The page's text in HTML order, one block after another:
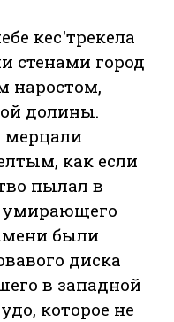
кес'трекела
стенами город
наростом,
долины.
как если
пылал в
умирающего
были
диска
в западной
которое не